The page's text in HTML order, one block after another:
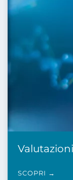
SCOPRI →